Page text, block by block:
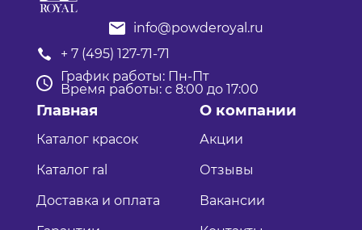
info@powderoyal.ru
+ 7 (495) 127-71-71
График работы: Пн-Пт
Время работы: с 8:00 до 17:00
Главная
Каталог красок
Каталог ral
Доставка и оплата
О компании
Акции
Отзывы
Вакансии